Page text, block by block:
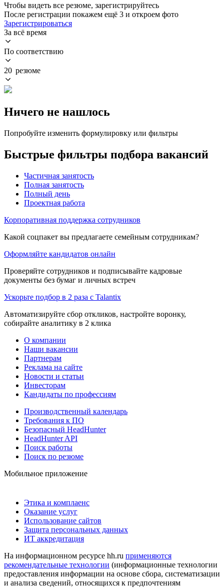
Чтобы видеть все резюме, зарегистрируйтесь
После регистрации покажем ещё 3 и откроем фото
Зарегистрироваться
За всё время
По соответствию
20 резюме
Ничего не нашлось
Попробуйте изменить формулировку или фильтры
Быстрые фильтры подбора вакансий
Частичная занятость
Полная занятость
Полный день
Проектная работа
Корпоративная поддержка сотрудников
Какой соцпакет вы предлагаете семейным сотрудникам?
Оформляйте кандидатов онлайн
Проверяйте сотрудников и подписывайте кадровые
документы без бумаг и личных встреч
Ускорьте подбор в 2 раза с Talantix
Автоматизируйте сбор откликов, настройте воронку,
собирайте аналитику в 2 клика
О компании
Наши вакансии
Партнерам
Реклама на сайте
Новости и статьи
Инвесторам
Кандидаты по профессиям
Производственный календарь
Требования к ПО
Безопасный HeadHunter
HeadHunter API
Поиск работы
Поиск по резюме
Мобильное приложение
Этика и комплаенс
Оказание услуг
Использование сайтов
Защита персональных данных
ИТ аккредитация
На информационном ресурсе hh.ru применяются
рекомендательные технологии (информационные технологии
предоставления информации на основе сбора, систематизации
и анализа сведений, относящихся к предпочтениям